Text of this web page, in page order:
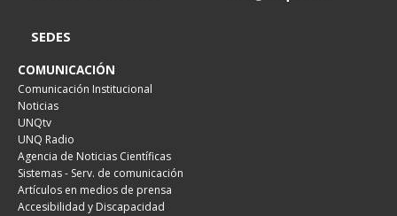
SEDES
COMUNICACIÓN
Comunicación Institucional
Noticias
UNQtv
UNQ Radio
Agencia de Noticias Científicas
Sistemas - Serv. de comunicación
Artículos en medios de prensa
Accesibilidad y Discapacidad